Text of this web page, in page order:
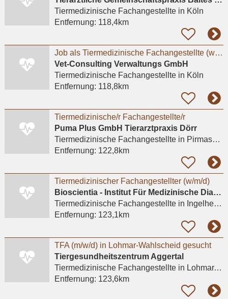
Tiermedizinische Fachangestelltein Köln
Entfernung: 118,4km
Job als Tiermedizinische Fachangestellte (w/m/d) für Kleintiere in Köln-Süd
Vet-Consulting Verwaltungs GmbH
Tiermedizinische Fachangestelltein Köln
Entfernung: 118,8km
Tiermedizinische/r Fachangestellte/r
Puma Plus GmbH Tierarztpraxis Dörr
Tiermedizinische Fachangestelltein Pirmasens, Winzeln
Entfernung: 122,8km
Tiermedizinischer Fachangestellter (w/m/d)
Bioscientia - Institut Für Medizinische Diagnostik GmbH
Tiermedizinische Fachangestelltein Ingelheim am Rhein
Entfernung: 123,1km
TFA (m/w/d) in Lohmar-Wahlscheid gesucht
Tiergesundheitszentrum Aggertal
Tiermedizinische Fachangestelltein Lohmar, Wahlscheid
Entfernung: 123,6km